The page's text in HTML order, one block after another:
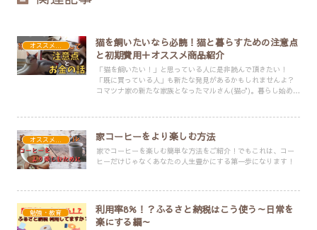
猫を飼いたいなら必読！猫と暮らすための注意点
と初期費用＋オススメ商品紹介
「猫を飼いたい！」と思っている人に是非読んで頂きたい！
「既に買っている人」も新たな発見があるかもしれませんよ？
コマツナ家の新たな家族となったマルさん(猫♂)。暮らし始める
家コーヒーをより楽しむ方法
家でコーヒーを楽しむ簡単な方法をご紹介！でもこれは、コー
ヒーだけじゃなくあなたの人生豊かにする第一歩になります！
勉強・教育
利用率8％！？ふるさと納税はこう使う～日常を
楽にする編～